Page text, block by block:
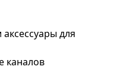
для
каналов